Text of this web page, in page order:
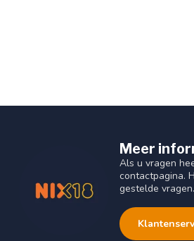
Meer
Als u vragen
contactpagina.
gestelde vragen.